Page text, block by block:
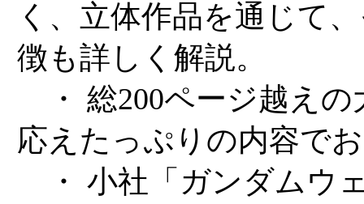
く、立体作品を通じて
徴も詳しく解説。
・ 総200ページ越えの
応えたっぷりの内容で
・ 小社「ガンダムウ